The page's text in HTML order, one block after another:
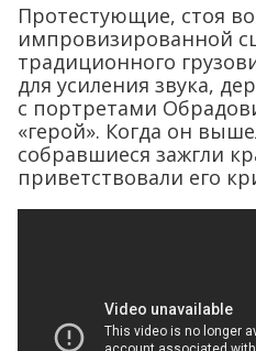
Протестующие, стоя
импровизированной
традиционного
для усиления звука,
с портретами
«герой». Когда он
собравшиеся зажгли
приветствовали его